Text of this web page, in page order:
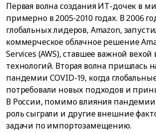
Первая волна создания ИТ-дочек в
примерно в 2005-2010 годах. В 2006
глобальных лидеров, Amazon,
коммерческое облачное решение
Services (AWS), ставшее важной вехой
технологий. Вторая волна пришлась
пандемии COVID-19, когда
потребовали новых подходов и
В России, помимо влияния
роль сыграли и другие внешние
задачи по импортозамещению.